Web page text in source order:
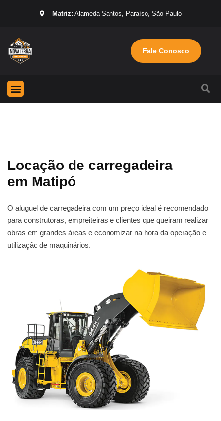
Matriz: Alameda Santos, Paraíso, São Paulo
Fale Conosco
Locação de carregadeira
em Matipó
O aluguel de carregadeira com um preço ideal é recomendado
para construtoras, empreiteiras e clientes que queiram realizar
obras em grandes áreas e economizar na hora da operação e
utilização de maquinários.